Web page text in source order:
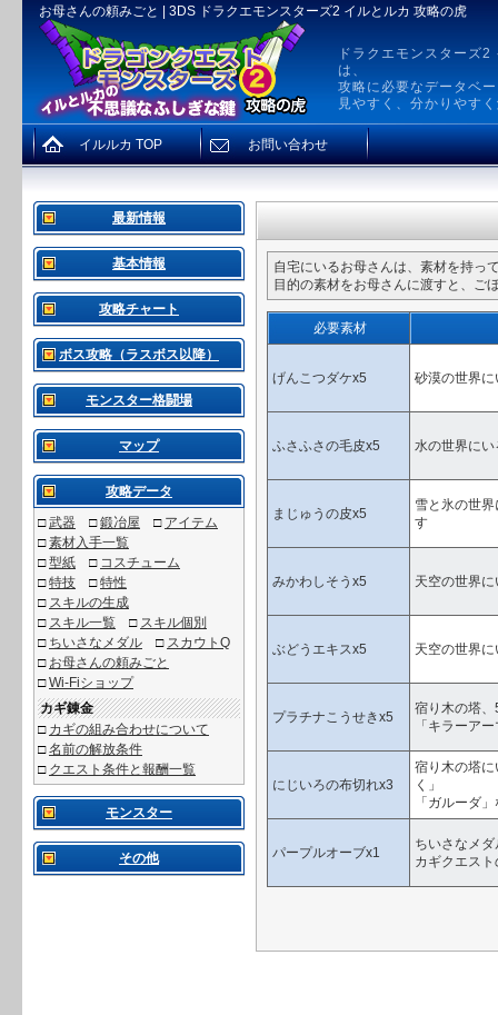
お母さんの頼みごと | 3DS ドラクエモンスターズ2 イルとルカ 攻略の虎
ドラクエモンスターズ
は、
攻略に必要なデータベ
見やすく、分かりやす
最新情報
基本情報
攻略チャート
ボス攻略（ラスボス以降）
モンスター格闘場
マップ
攻略データ
□武器 □鍛冶屋 □ アイテム
□素材入手一覧
□型紙 □ コスチューム
□特技 □特性
□ スキルの生成
□ スキル一覧 □ スキル個別
□ ちいさなメダル □ スカウトQ
□ お母さんの頼みごと
□Wi-Fiショップ
カギ錬金
□ カギの組み合わせについて
□名前の解放条件
□ クエスト条件と報酬一覧
モンスター
その他
自宅にいるお母さんは、素材を持っ
目的の素材をお母さんに渡すと、ご
必要素材
げんこつダケx5 砂漠の世界
ふさふさの毛皮x5 水の世界に
まじゅうの皮x5
雪と氷の世
す
みかわしそうx5 天空の世界
ぶどうエキスx5 天空の世界
プラチナこうせきx5
宿り木の塔
「キラーア
にじいろの布切れx3
宿り木の塔
く」
「ガルーダ
パープルオーブx1
ちいさなメ
カギクエス
イルルカ TOP お問い合わせ